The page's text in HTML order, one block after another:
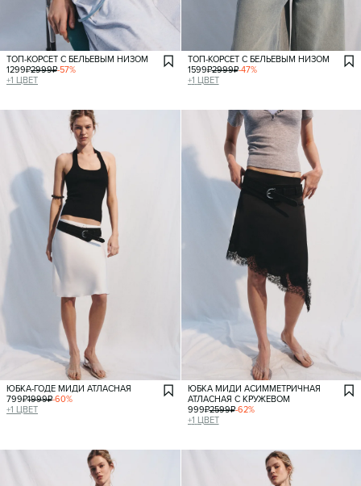
ТОП-КОРСЕТ С БЕЛЬЕВЫМ НИЗОМ
1299₽2999₽-57%
+1 ЦВЕТ
ТОП-КОРСЕТ С БЕЛЬЕВЫМ НИЗОМ
1599₽2999₽-47%
+1 ЦВЕТ
ЮБКА-ГОДЕ МИДИ АТЛАСНАЯ
799₽1999₽-60%
+1 ЦВЕТ
ЮБКА МИДИ АСИММЕТРИЧНАЯ
АТЛАСНАЯ С КРУЖЕВОМ
999₽2599₽-62%
+1 ЦВЕТ